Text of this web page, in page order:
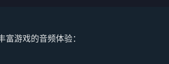
游戏的音频体验：